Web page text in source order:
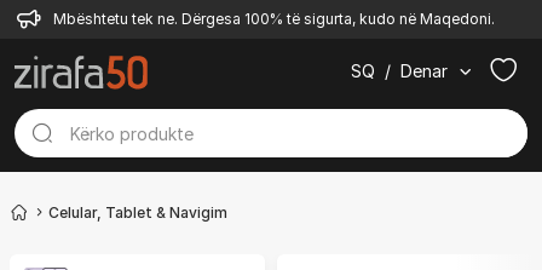
Mbështetu tek ne. Dërgesa 100% të sigurta, kudo në Maqedoni.
SQ / Denar
Celular, Tablet & Navigim